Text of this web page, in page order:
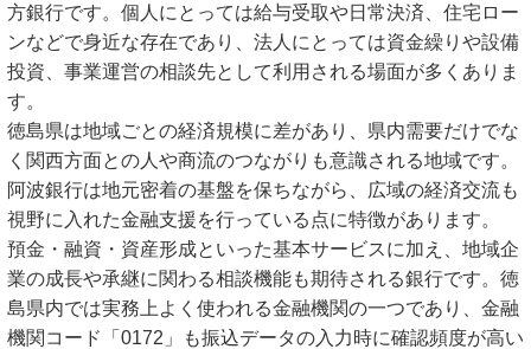
方銀行です。個人にとっては給与受取や日常決済、住宅ロー
ンなどで身近な存在であり、法人にとっては資金繰りや設備
投資、事業運営の相談先として利用される場面が多くありま
す。
徳島県は地域ごとの経済規模に差があり、県内需要だけでな
く関西方面との人や商流のつながりも意識される地域です。
阿波銀行は地元密着の基盤を保ちながら、広域の経済交流も
視野に入れた金融支援を行っている点に特徴があります。
預金・融資・資産形成といった基本サービスに加え、地域企
業の成長や承継に関わる相談機能も期待される銀行です。徳
島県内では実務上よく使われる金融機関の一つであり、金融
機関コード「0172」も振込データの入力時に確認頻度が高い